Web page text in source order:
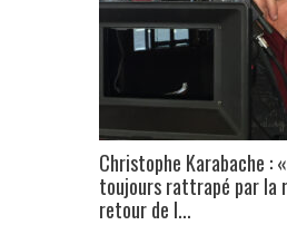
Christophe Karabache :
toujours rattrapé par la
retour de l...